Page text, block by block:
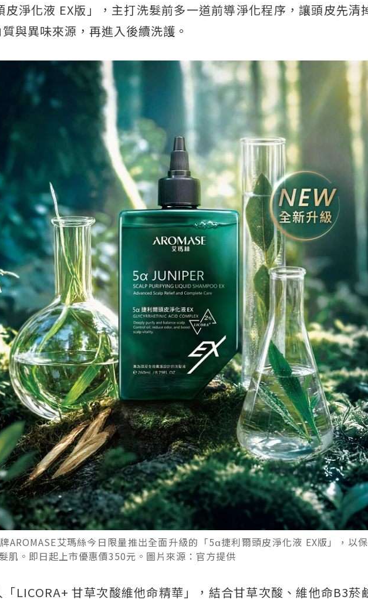
皮淨化液 EX版」，主打洗髮前多一道前導淨化程序，讓頭皮先清
與異味來源，再進入後續洗護。
AROMASE艾瑪絲今日限量推出全面升級的「5α捷利爾頭皮淨化液 EX版」，以
肌。即日起上市優惠價350元。圖片來源：官方提供
LICORA+ 甘草次酸維他命精華」，結合甘草次酸、維他命B3菸